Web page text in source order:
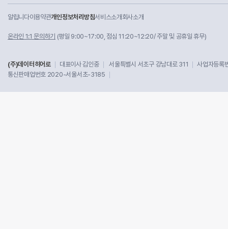
알립니다이용약관개인정보처리방침서비스소개 회사소개
온라인 1:1 문의하기 (평일 9:00~17:00, 점심 11:20~12:20/ 주말 및 공휴일 휴무)
(주)데이터히어로 대표이사 김인중 서울특별시 서초구 강남대로 311
사업자등
통신판매업번호 2020-서울서초-3185